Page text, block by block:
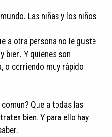
Las niñas y los niños
a otra persona no le guste
bien. Y quienes son
o corriendo muy rápido
Que a todas las
bien. Y para ello hay